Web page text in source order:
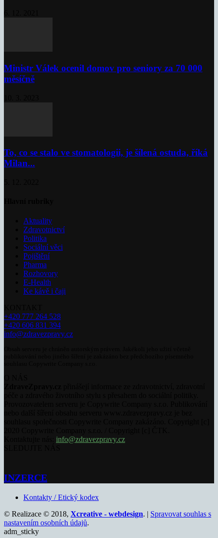
Ministr Válek ocenil domov pro seniory za 70 000
měsíčně
To, co se stalo ve stomatologii, je šílená ostuda, říká
Milan...
Aktuality
Zdravotnictví
Politika
Sociální věci
Pojištění
Pharma
Rozhovory
E-Health
Ke kávě i čaji
+420 777 264 528
+420 606 831 394
info@zdravezpravy.cz
info@zdravezpravy.cz
INZERCE
Kontakty / Etický kodex
© Realizace © 2018, Xcreative - webdesign. | Spravovat souhlas s
nastavením osobních údajů.
adm_sticky